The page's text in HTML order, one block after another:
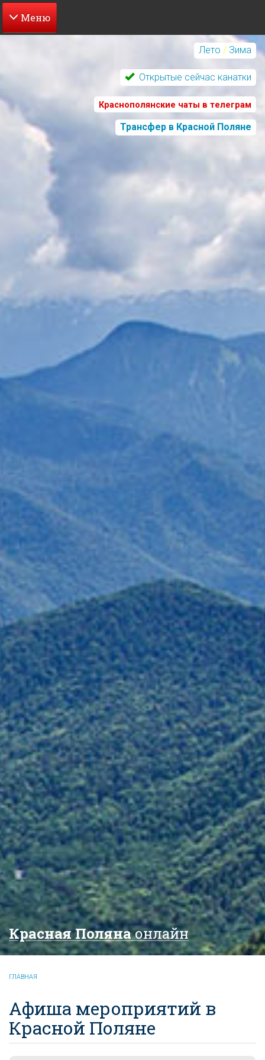
Перейти
содержанию
Лето / Зима
Открытые сейчас канатки
Краснополянские чаты в телеграм
Трансфер в Красной Поляне
Красная Полянаонлайн
ГЛАВНАЯ
Афиша мероприятий в
Красной Поляне